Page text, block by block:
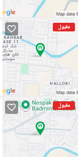
مقبول
مقبول